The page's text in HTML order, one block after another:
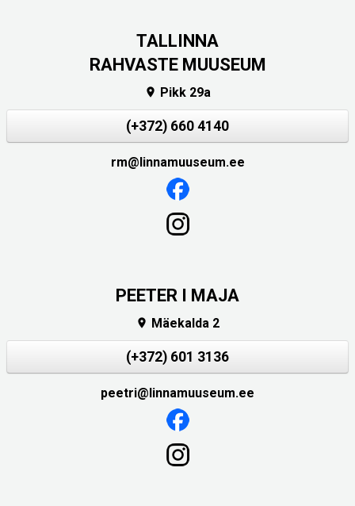
TALLINNA
RAHVASTE MUUSEUM
 Pikk 29a
(+372) 660 4140
rm@linnamuuseum.ee
PEETER I MAJA
 Mäekalda 2
(+372) 601 3136
peetri@linnamuuseum.ee